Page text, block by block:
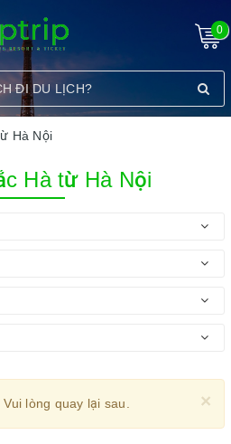
0
Hà Nội
Hà từ Hà Nội
×
lòng quay lại sau.